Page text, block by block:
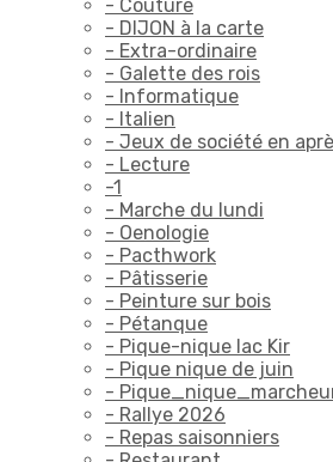
- Couture
- DIJON à la carte
- Extra-ordinaire
- Galette des rois
- Informatique
- Italien
- Jeux de société en
- Lecture
-1
- Marche du lundi
- Oenologie
- Pacthwork
- Pâtisserie
- Peinture sur bois
- Pétanque
- Pique-nique lac Kir
- Pique nique de juin
-
- Rallye 2026
- Repas saisonniers